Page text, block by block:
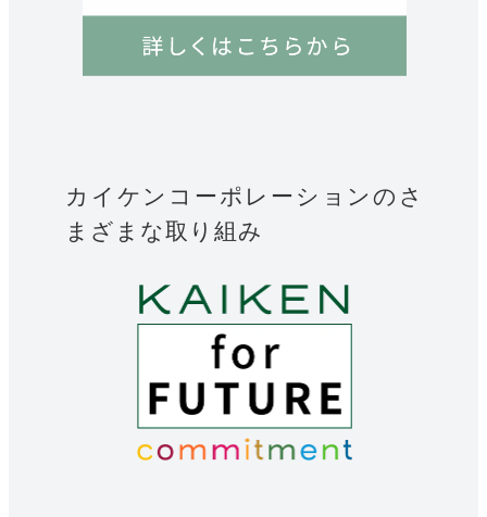
カイケンコーポレーションのさ
まざまな取り組み